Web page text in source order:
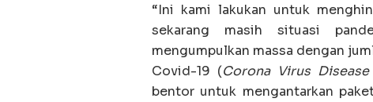
“Ini kami lakukan untuk
sekarang masih situasi
mengumpulkan massa dengan
Covid-19 (Corona Virus Disease
bentor untuk mengantarkan